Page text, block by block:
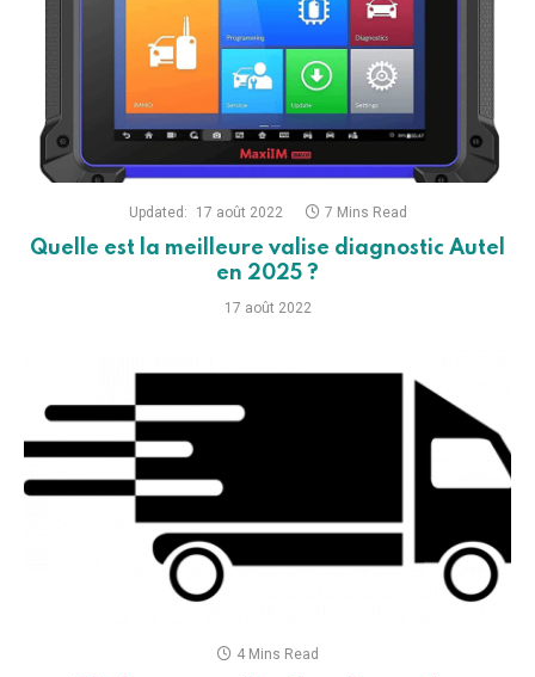
Updated: 17 août 2022 7 Mins Read
Quelle est la meilleure valise diagnostic Autel
en 2025 ?
17 août 2022
4 Mins Read